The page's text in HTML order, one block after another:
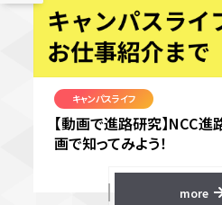
キャンパスライフ
【動画で進路研究】NCC
画で知ってみよう！
more